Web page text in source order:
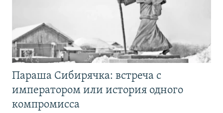
Параша Сибирячка: встреча с
императором или история одного
компромисса